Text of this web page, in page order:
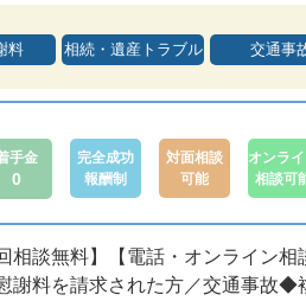
料 相続・遺産トラブル 交通事
手金
0
完全成功
報酬制
対面相談
可能
オンラ
相談可
相談無料】【電話・オンライン
謝料を請求された方／交通事故